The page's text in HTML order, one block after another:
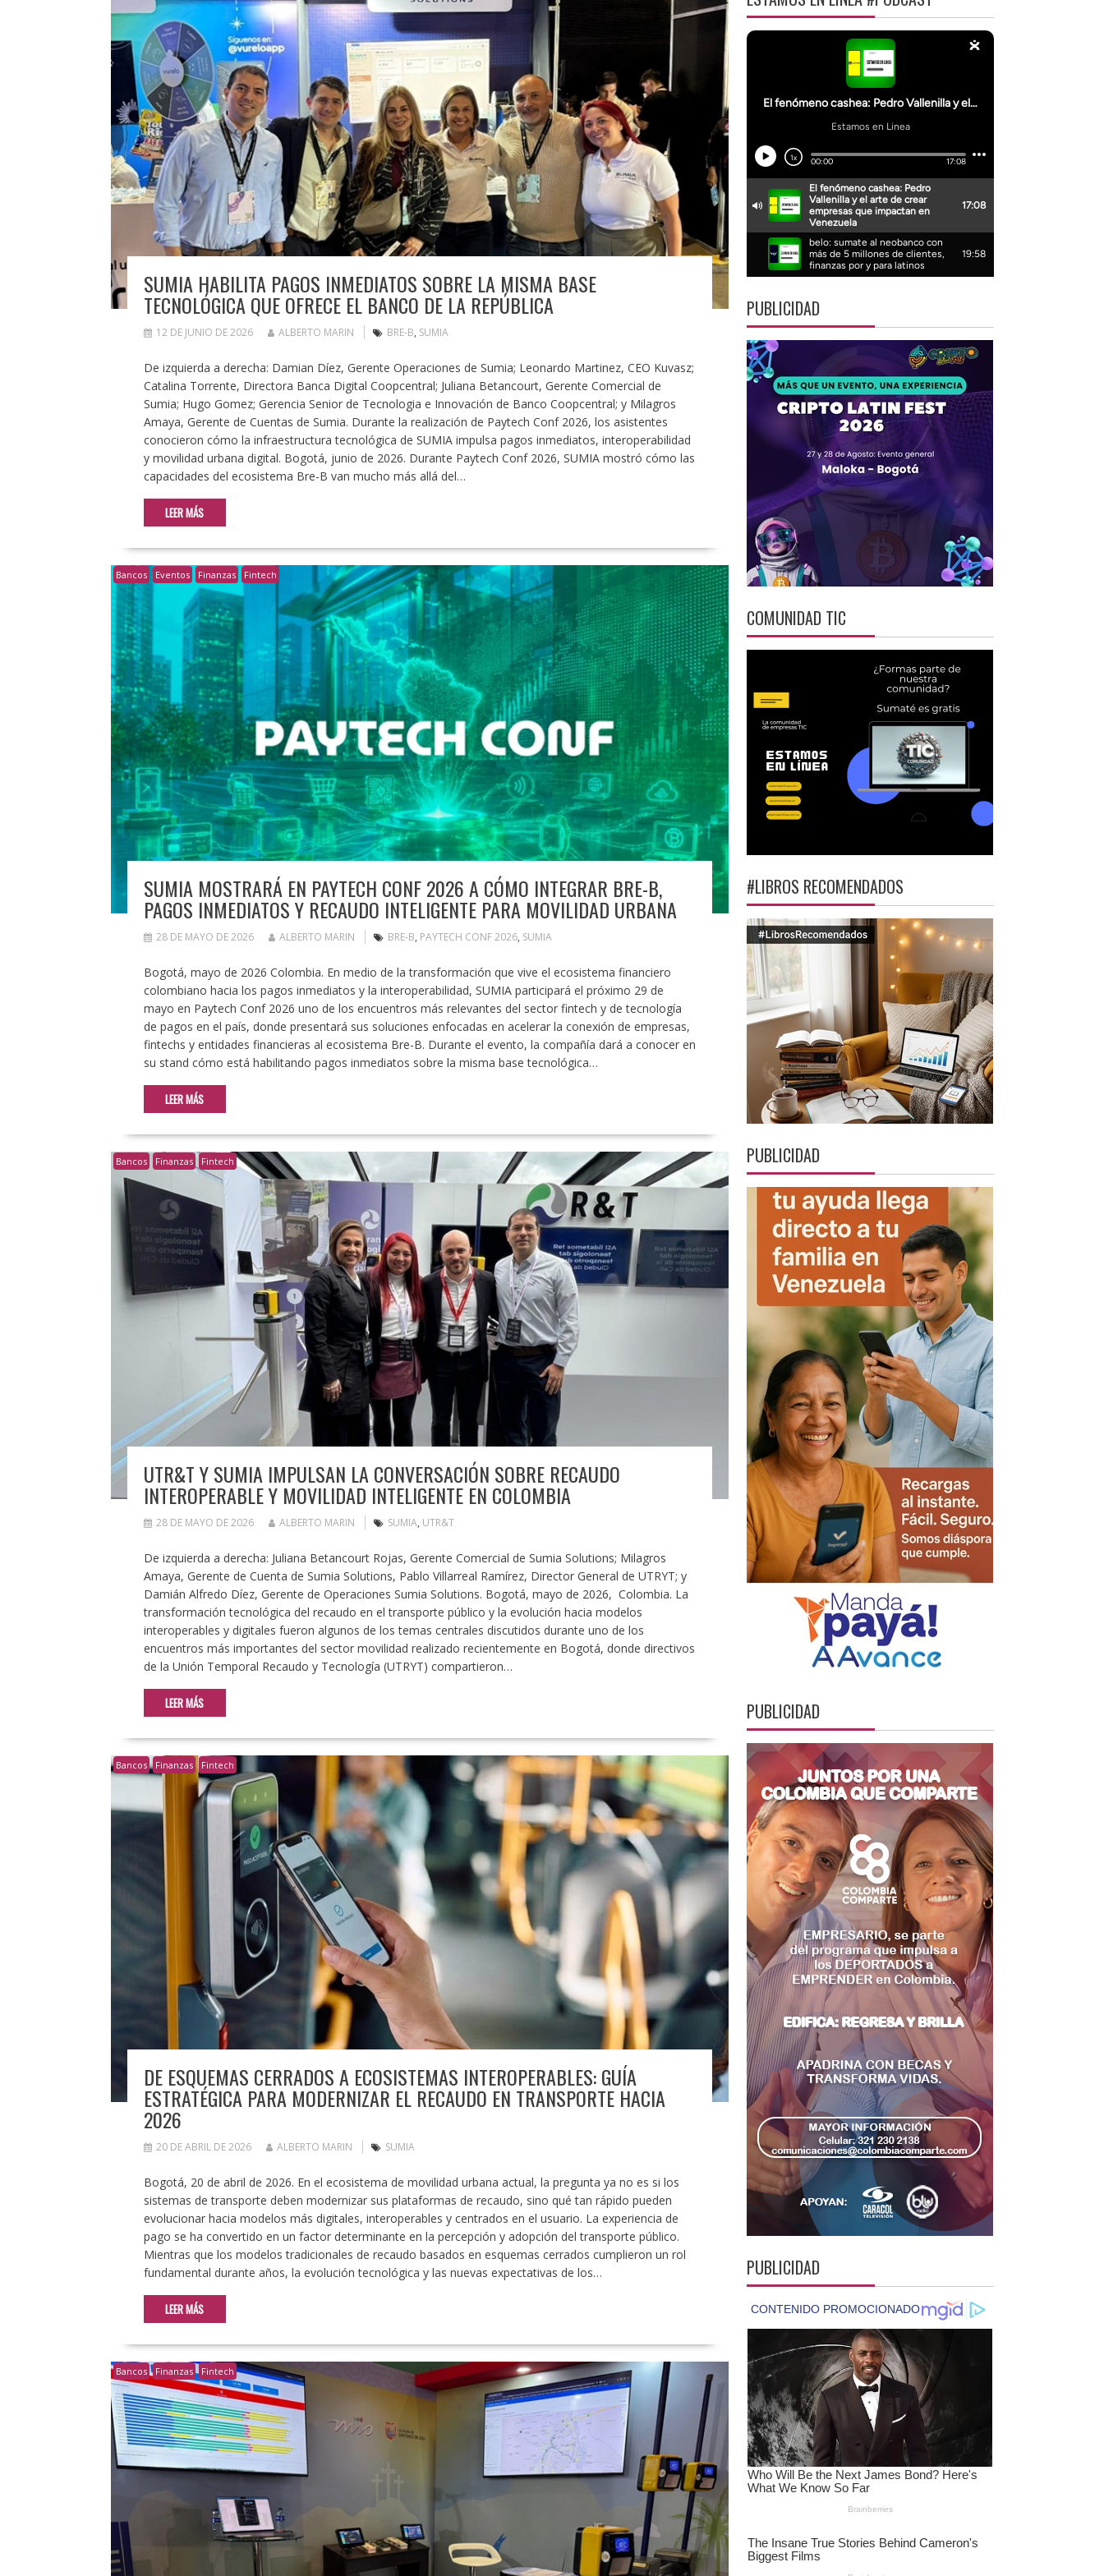
SUMIA HABILITA PAGOS INMEDIATOS SOBRE LA MISMA BASE
TECNOLÓGICA QUE OFRECE EL BANCO DE LA REPÚBLICA
12 DE JUNIO DE 2026 ALBERTO MARIN BRE-B, SUMIA
De izquierda a derecha: Damian Díez, Gerente Operaciones de Sumia; Leonardo Martinez, CEO Kuvasz;
Catalina Torrente, Directora Banca Digital Coopcentral; Juliana Betancourt, Gerente Comercial de
Sumia; Hugo Gomez; Gerencia Senior de Tecnologia e Innovación de Banco Coopcentral; y Milagros
Amaya, Gerente de Cuentas de Sumia. Durante la realización de Paytech Conf 2026, los asistentes
conocieron cómo la infraestructura tecnológica de SUMIA impulsa pagos inmediatos, interoperabilidad
y movilidad urbana digital. Bogotá, junio de 2026. Durante Paytech Conf 2026, SUMIA mostró cómo las
capacidades del ecosistema Bre-B van mucho más allá del…
LEER MÁS
Bancos Eventos Finanzas Fintech
SUMIA MOSTRARÁ EN PAYTECH CONF 2026 A CÓMO INTEGRAR BRE-B,
PAGOS INMEDIATOS Y RECAUDO INTELIGENTE PARA MOVILIDAD URBANA
28 DE MAYO DE 2026 ALBERTO MARIN BRE-B, PAYTECH CONF 2026, SUMIA
Bogotá, mayo de 2026 Colombia. En medio de la transformación que vive el ecosistema financiero
colombiano hacia los pagos inmediatos y la interoperabilidad, SUMIA participará el próximo 29 de
mayo en Paytech Conf 2026 uno de los encuentros más relevantes del sector fintech y de tecnología
de pagos en el país, donde presentará sus soluciones enfocadas en acelerar la conexión de empresas,
fintechs y entidades financieras al ecosistema Bre-B. Durante el evento, la compañía dará a conocer en
su stand cómo está habilitando pagos inmediatos sobre la misma base tecnológica…
LEER MÁS
Bancos Finanzas Fintech
UTR&T Y SUMIA IMPULSAN LA CONVERSACIÓN SOBRE RECAUDO
INTEROPERABLE Y MOVILIDAD INTELIGENTE EN COLOMBIA
28 DE MAYO DE 2026 ALBERTO MARIN SUMIA, UTR&T
De izquierda a derecha: Juliana Betancourt Rojas, Gerente Comercial de Sumia Solutions; Milagros
Amaya, Gerente de Cuenta de Sumia Solutions, Pablo Villarreal Ramírez, Director General de UTRYT; y
Damián Alfredo Díez, Gerente de Operaciones Sumia Solutions. Bogotá, mayo de 2026, Colombia. La
transformación tecnológica del recaudo en el transporte público y la evolución hacia modelos
interoperables y digitales fueron algunos de los temas centrales discutidos durante uno de los
encuentros más importantes del sector movilidad realizado recientemente en Bogotá, donde directivos
de la Unión Temporal Recaudo y Tecnología (UTRYT) compartieron…
LEER MÁS
Bancos Finanzas Fintech
DE ESQUEMAS CERRADOS A ECOSISTEMAS INTEROPERABLES: GUÍA
ESTRATÉGICA PARA MODERNIZAR EL RECAUDO EN TRANSPORTE HACIA
2026
20 DE ABRIL DE 2026 ALBERTO MARIN SUMIA
Bogotá, 20 de abril de 2026. En el ecosistema de movilidad urbana actual, la pregunta ya no es si los
sistemas de transporte deben modernizar sus plataformas de recaudo, sino qué tan rápido pueden
evolucionar hacia modelos más digitales, interoperables y centrados en el usuario. La experiencia de
pago se ha convertido en un factor determinante en la percepción y adopción del transporte público.
Mientras que los modelos tradicionales de recaudo basados en esquemas cerrados cumplieron un rol
fundamental durante años, la evolución tecnológica y las nuevas expectativas de los…
LEER MÁS
Bancos Finanzas Fintech
PUBLICIDAD
COMUNIDAD TIC
#LIBROS RECOMENDADOS
PUBLICIDAD
PUBLICIDAD
PUBLICIDAD